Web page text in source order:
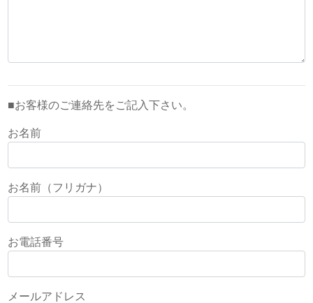
■お客様のご連絡先をご記入下さい。
お名前
お名前（フリガナ）
お電話番号
メールアドレス